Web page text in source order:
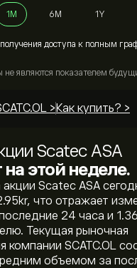
1M 6M 1Y
доступа к полным
являются показателем
> Как купить? >
Scatec ASA
на этой неделе.
Scatec ASA
что отражает
24 часа и
Текущая рыночная
компании SCATC.OL
объемом за